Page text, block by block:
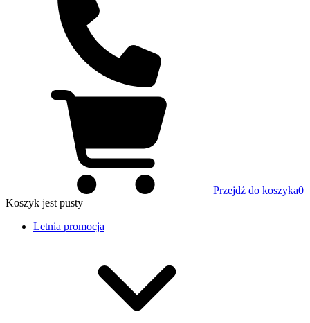
Przejdź do koszyka0
Koszyk jest pusty
Letnia promocja